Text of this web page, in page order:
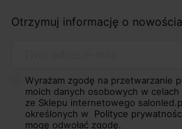
Otrzymuj informację o
Wyrażam zgodę na przetwarzanie
moich danych osobowych w
ze Sklepu internetowego
określonych w Polityce
mogę odwołać zgodę.